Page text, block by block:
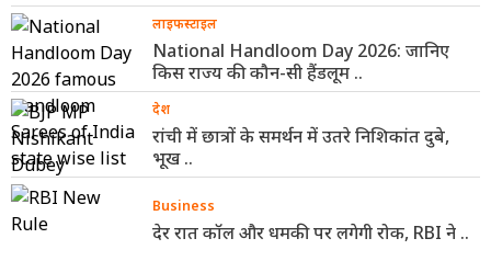
लाइफस्टाइल
National Handloom Day 2026: जानिए
किस राज्य की कौन-सी हैंडलूम ..
देश
रांची में छात्रों के समर्थन में उतरे निशिकांत दुबे,
भूख ..
Business
देर रात कॉल और धमकी पर लगेगी रोक, RBI ने ..